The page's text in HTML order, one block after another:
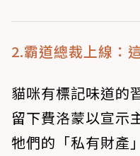
2.霸道總裁上線：
貓咪有標記味道的
留下費洛蒙以宣示
牠們的「私有財產